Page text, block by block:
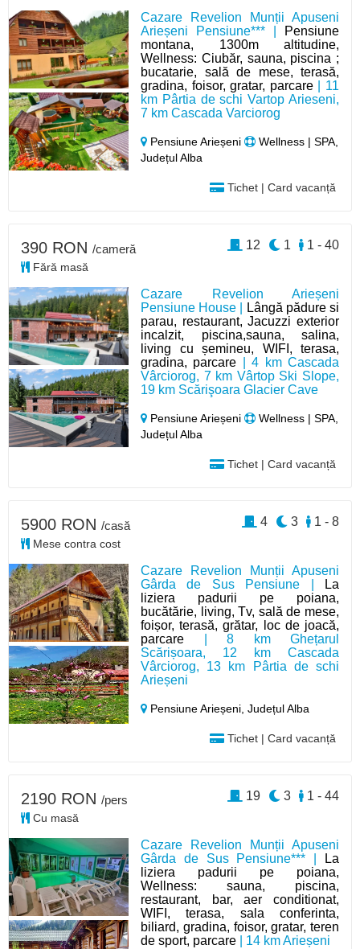
Cazare Revelion Munții Apuseni
Arieșeni Pensiune*** |
Pensiune
montana, 1300m altitudine,
Wellness: Ciubăr, sauna, piscina ;
bucatarie, sală de mese, terasă,
gradina, foisor, gratar, parcare| 11
km Pârtia de schi Vartop Arieseni,
7 km Cascada Varciorog
Pensiune Arieșeni
Wellness | SPA,
Județul Alba
Tichet | Card vacanță
Cazare Revelion Arieșeni
Pensiune House |
Lângă pădure si
parau, restaurant, Jacuzzi exterior
incalzit, piscina,sauna, salina,
living cu șemineu, WIFI, terasa,
gradina, parcare | 4 km Cascada
Vârciorog, 7 km Vârtop Ski Slope,
19 km Scărişoara Glacier Cave
Pensiune Arieșeni
Wellness | SPA,
Județul Alba
Tichet | Card vacanță
390 RON /cameră
Fără masă
1 - 40
1
12
Cazare Revelion Munții Apuseni
Gârda de Sus Pensiune |
La
liziera padurii pe poiana,
bucătărie, living, Tv, sală de mese,
foișor, terasă, grătar, loc de joacă,
parcare | 8 km Ghețarul
Scărișoara, 12 km Cascada
Vârciorog, 13 km Pârtia de schi
Arieșeni
Pensiune Arieșeni,Județul Alba
Tichet | Card vacanță
5900 RON /casă
Mese contra cost
1 - 8
3
4
Cazare Revelion Munții Apuseni
Gârda de Sus Pensiune*** |
La
liziera padurii pe poiana,
Wellness: sauna, piscina,
restaurant, bar, aer conditionat,
WIFI, terasa, sala conferinta,
biliard, gradina, foisor, gratar, teren
de sport, parcare | 14 km Arieșeni
2190 RON /pers
Cu masă
1 - 44
3
19